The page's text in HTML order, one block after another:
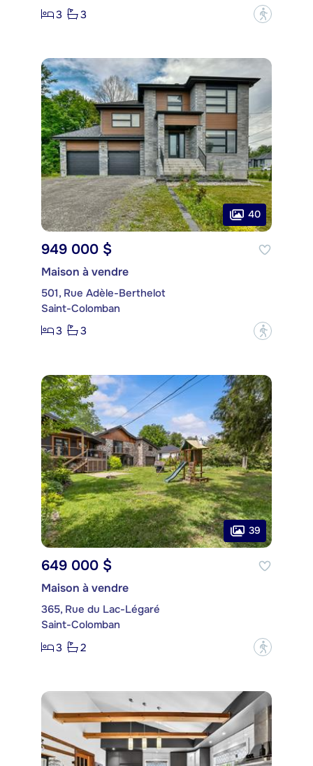
3
3 ?
40
949 000 $
Maison à vendre
501, Rue Adèle-Berthelot
Saint-Colomban
3
3 ?
39
649 000 $
Maison à vendre
365, Rue du Lac-Légaré
Saint-Colomban
3
2 ?